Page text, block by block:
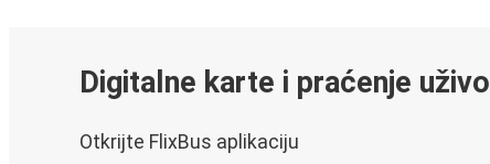
Digitalne karte i praćenje uživo
Otkrijte FlixBus aplikaciju